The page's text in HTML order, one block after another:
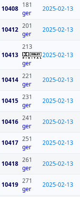
10408 181
ger
2025-02-13
10412 201
ger
2025-02-13
10413
213
ger
2025-02-13
10414 221
ger
2025-02-13
10415 231
ger
2025-02-13
10416 241
ger
2025-02-13
10417 251
ger
2025-02-13
10418 261
ger
2025-02-13
10419 271
ger
2025-02-13